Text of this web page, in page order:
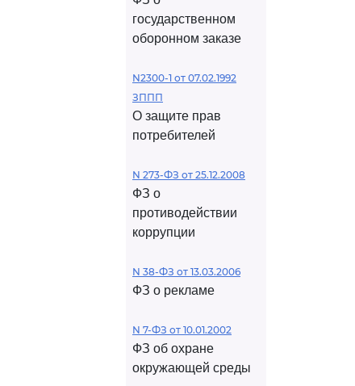
государственном
оборонном заказе
N2300-1 от 07.02.1992
ЗППП
О защите прав
потребителей
N 273-ФЗ от 25.12.2008
ФЗ о
противодействии
коррупции
N 38-ФЗ от 13.03.2006
ФЗ о рекламе
N 7-ФЗ от 10.01.2002
ФЗ об охране
окружающей среды